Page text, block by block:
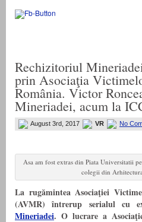
Rechizitoriul
prin Asociaţia
România. Victor
Mineriadei, acum la
August 3rd, 2017 VR No
Asa am fost extras din Piata Universitatii
colegii din
La rugămintea Asociaţiei
(AVMR) întrerup serialul cu
Mineriadei. O lucrare a